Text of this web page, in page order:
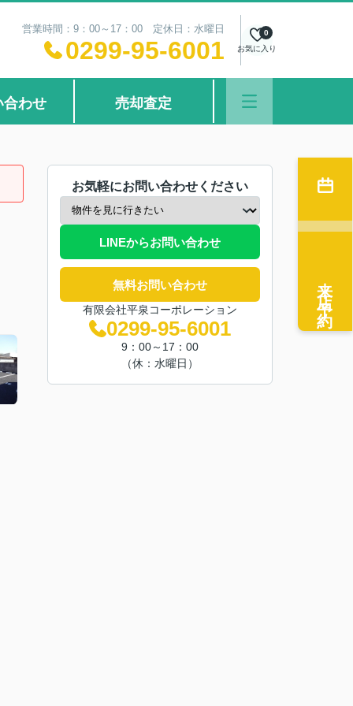
営業時間：9：00～17：00 定休日：水曜日
0299-95-6001 お気に入り
0
合わせ 売却査定
お気軽にお問い合わせください
LINEからお問い合わせ
無料お問い合わせ
有限会社平泉コーポレーション
0299-95-6001
9：00～17：00
（休：水曜日）
来店予約